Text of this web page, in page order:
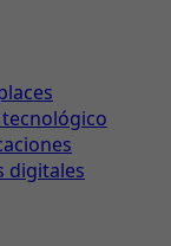
digitales